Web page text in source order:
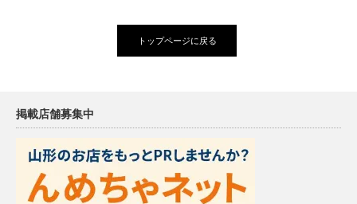
トップページに戻る
掲載店舗募集中